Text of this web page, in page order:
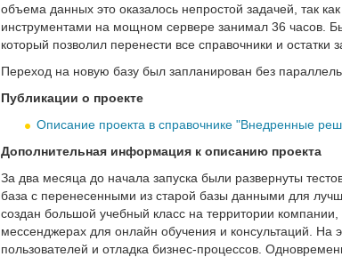
объема данных это оказалось непростой задачей, так
инструментами на мощном сервере занимал 36 часов.
который позволил перенести все справочники и остатки
Переход на новую базу был запланирован без
Публикации о проекте
Описание проекта в справочнике "Внедренные
Дополнительная информация к описанию проекта
За два месяца до начала запуска были развернуты
база с перенесенными из старой базы данными для
создан большой учебный класс на территории
мессенджерах для онлайн обучения и консультаций. На
пользователей и отладка бизнес-процессов.